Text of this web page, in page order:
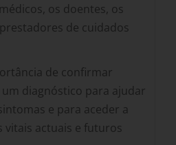
os doentes, os
de cuidados
de confirmar
diagnóstico para ajudar
e para aceder a
vitais actuais e futuros